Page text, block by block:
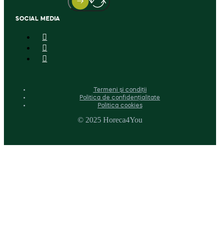
SOCIAL MEDIA
Termeni și condiții
Politica de confidențialitate
Politica cookies
© 2025 Horeca4You